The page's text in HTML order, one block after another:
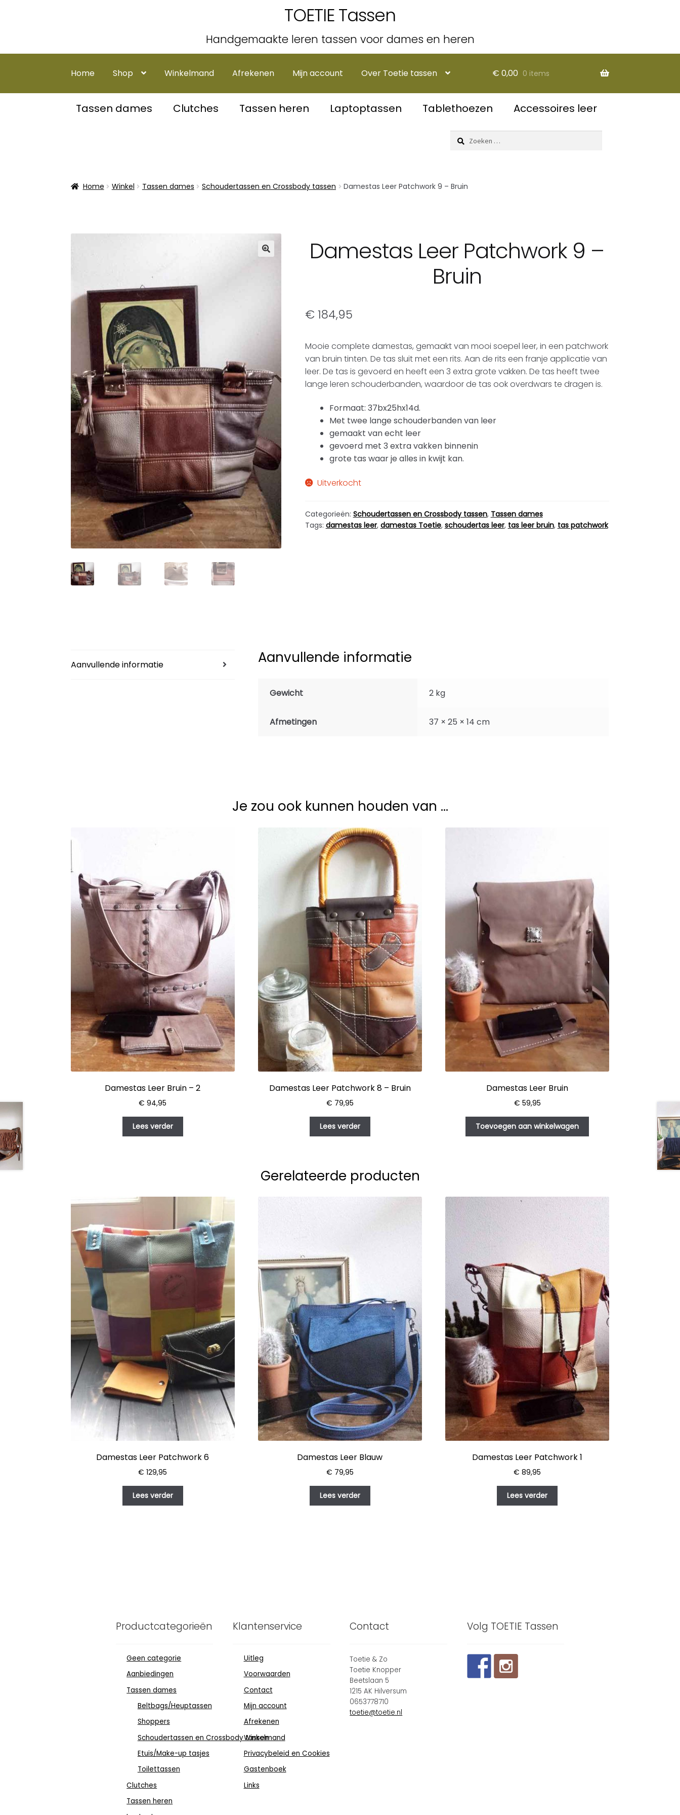
TOETIE Tassen
Handgemaakte leren tassen voor dames en heren
door
naar
Home Shop Winkelmand Afrekenen Mijn account Over Toetie tassen € 0,00 0 items
Tassen dames Clutches Tassen heren Laptoptassen Tablethoezen Accessoires leer
Zoeken
naar:
Home Winkel Tassen dames Schoudertassen en Crossbody tassen Damestas Leer Patchwork 9 – Bruin
Damestas Leer Patchwork 9 –
Bruin
€ 184,95
Mooie complete damestas, gemaakt van mooi soepel leer, in een patchwork
van bruin tinten. De tas sluit met een rits. Aan de rits een franje applicatie van
leer. De tas is gevoerd en heeft een 3 extra grote vakken. De tas heeft twee
lange leren schouderbanden, waardoor de tas ook overdwars te dragen is.
Formaat: 37bx25hx14d.
Met twee lange schouderbanden van leer
gemaakt van echt leer
gevoerd met 3 extra vakken binnenin
grote tas waar je alles in kwijt kan.
Uitverkocht
Categorieën: Schoudertassen en Crossbody tassen, Tassen dames
Tags: damestas leer, damestas Toetie, schoudertas leer, tas leer bruin, tas patchwork
Aanvullende informatie Aanvullende informatie
Gewicht 2 kg
Afmetingen 37 × 25 × 14 cm
Je zou ook kunnen houden van …
Damestas Leer Bruin – 2
€ 94,95
Lees verder
Damestas Leer Patchwork 8 – Bruin
€ 79,95
Lees verder
Damestas Leer Bruin
€ 59,95
Toevoegen aan winkelwagen
Gerelateerde producten
Damestas Leer Patchwork 6
€ 129,95
Lees verder
Damestas Leer Blauw
€ 79,95
Lees verder
Damestas Leer Patchwork 1
€ 89,95
Lees verder
Productcategorieën
Geen categorie
Aanbiedingen
Tassen dames
Beltbags/Heuptassen
Shoppers
Schoudertassen en Crossbody tassen
Etuis/Make-up tasjes
Toilettassen
Clutches
Tassen heren
Klantenservice
Uitleg
Voorwaarden
Contact
Mijn account
Afrekenen
Winkelmand
Privacybeleid en Cookies
Gastenboek
Links
Contact
Toetie & Zo
Toetie Knopper
Beetslaan 5
1215 AK Hilversum
0653778710
toetie@toetie.nl
Volg TOETIE Tassen